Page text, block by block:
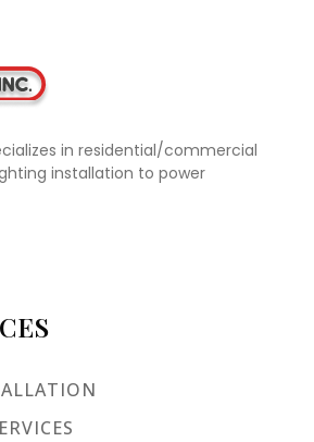
in residential/commercial
installation to power